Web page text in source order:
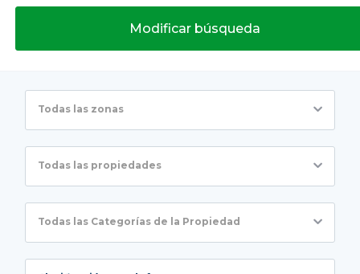
Modificar búsqueda
Todas las zonas
Todas las propiedades
Todas las Categorías de la Propiedad